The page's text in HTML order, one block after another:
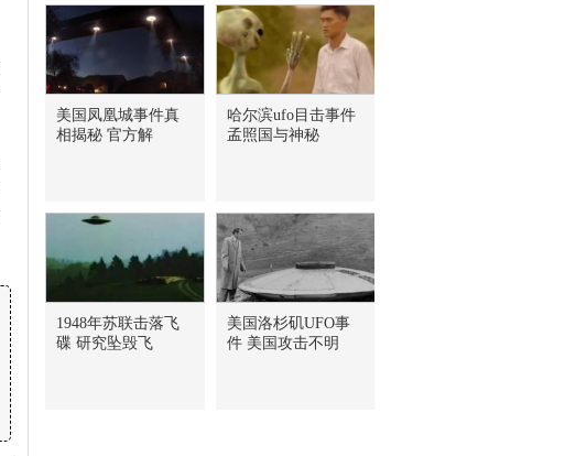
美国凤凰城事件真
相揭秘 官方解
哈尔滨ufo目击事件
孟照国与神秘
1948年苏联击落飞
碟 研究坠毁飞
美国洛杉矶UFO事
件 美国攻击不明